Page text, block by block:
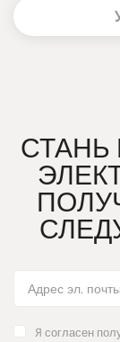
Я согласен